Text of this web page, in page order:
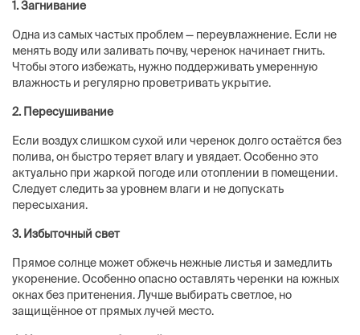
1. Загнивание
Одна из самых частых проблем — переувлажнение. Если не
менять воду или заливать почву, черенок начинает гнить.
Чтобы этого избежать, нужно поддерживать умеренную
влажность и регулярно проветривать укрытие.
2. Пересушивание
Если воздух слишком сухой или черенок долго остаётся без
полива, он быстро теряет влагу и увядает. Особенно это
актуально при жаркой погоде или отоплении в помещении.
Следует следить за уровнем влаги и не допускать
пересыхания.
3. Избыточный свет
Прямое солнце может обжечь нежные листья и замедлить
укоренение. Особенно опасно оставлять черенки на южных
окнах без притенения. Лучше выбирать светлое, но
защищённое от прямых лучей место.